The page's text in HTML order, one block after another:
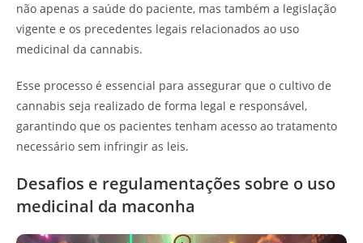
não apenas a saúde do paciente, mas também a legislação
vigente e os precedentes legais relacionados ao uso
medicinal da cannabis.
Esse processo é essencial para assegurar que o cultivo de
cannabis seja realizado de forma legal e responsável,
garantindo que os pacientes tenham acesso ao tratamento
necessário sem infringir as leis.
Desafios e regulamentações sobre o uso
medicinal da maconha